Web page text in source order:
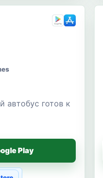
автобус готов к
Play